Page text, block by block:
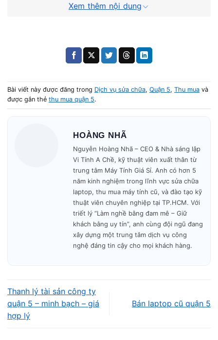
Cam kết dịch Báo giá minh bạch - Không
Quy Trình Sửa Máy Tận Nơi
🚗 Có mặt tại nhà khách trong
🎁 Bảo hành minh bạch – không phát sinh phí.
Mở cửa: 09h00 – 19h30mỗi ngày.
Vì sao nên bán màn
Xem thêm nội dung
Bài viết này được đăng trong Dịch vụ sửa chữa, Quận 5, Thu mua và
được gắn thẻ thu mua quận 5.
HOÀNG NHÃ
Nguyễn Hoàng Nhã – CEO & Nhà sáng lập
Vi Tính A Chề, kỹ thuật viên xuất thân từ
trung tâm Máy Tính Giá Sỉ. Anh có hơn 5
năm kinh nghiệm trong lĩnh vực sửa chữa
laptop, thu mua máy tính cũ, và đào tạo kỹ
thuật viên chuyên nghiệp tại TP.HCM. Với
triết lý “Làm nghề bằng đam mê – Giữ
khách bằng uy tín”, anh cùng đội ngũ đang
xây dựng một trung tâm dịch vụ công
nghệ đáng tin cậy cho mọi khách hàng.
Thanh lý tài sản công ty
quận 5 – minh bạch – giá
hợp lý
Bán laptop cũ quận 5